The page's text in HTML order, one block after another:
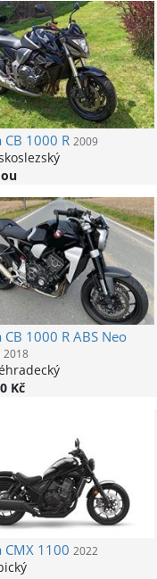
CB 1000 R 2009
CB 1000 R ABS Neo
2018
Kč
CMX 1100 2022